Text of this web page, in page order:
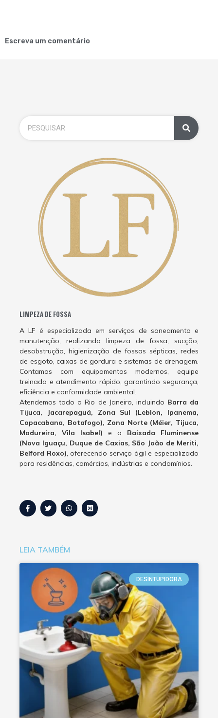
Escreva um comentário
LIMPEZA DE FOSSA
A LF é especializada em serviços de saneamento e
manutenção, realizando limpeza de fossa, sucção,
desobstrução, higienização de fossas sépticas, redes
de esgoto, caixas de gordura e sistemas de drenagem.
Contamos com equipamentos modernos, equipe
treinada e atendimento rápido, garantindo segurança,
eficiência e conformidade ambiental.
Atendemos todo o Rio de Janeiro, incluindo Barra da
Tijuca, Jacarepaguá, Zona Sul (Leblon, Ipanema,
Copacabana, Botafogo), Zona Norte (Méier, Tijuca,
Madureira, Vila Isabel) e a Baixada Fluminense
(Nova Iguaçu, Duque de Caxias, São João de Meriti,
Belford Roxo), oferecendo serviço ágil e especializado
para residências, comércios, indústrias e condomínios.
LEIA TAMBÉM
DESINTUPIDORA